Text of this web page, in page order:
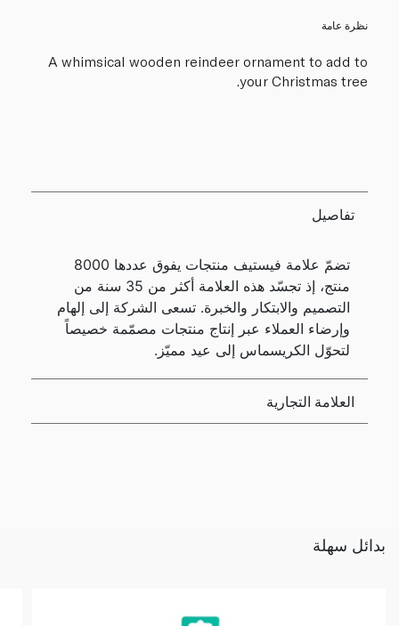
نظرة عامة
A whimsical wooden reindeer ornament to add to
your Christmas tree.
تفاصيل
تضمّ علامة فيستيف منتجات يفوق عددها 8000
منتج، إذ تجسّد هذه العلامة أكثر من 35 سنة من
التصميم والابتكار والخبرة. تسعى الشركة إلى إلهام
وإرضاء العملاء عبر إنتاج منتجات مصمّمة خصيصاً
لتحوّل الكريسماس إلى عيد مميّز.
العلامة التجارية
بدائل سهلة